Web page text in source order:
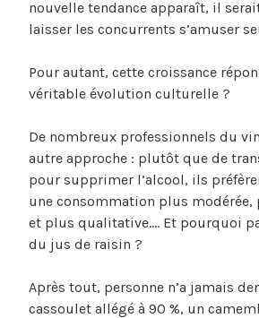
nouvelle tendance apparaît, il
laisser les concurrents s’amuser
Pour autant, cette croissance
véritable évolution culturelle ?
De nombreux professionnels du
autre approche : plutôt que de
pour supprimer l’alcool, ils
une consommation plus modérée,
et plus qualitative…. Et pourquoi
du jus de raisin ?
Après tout, personne n’a jamais
cassoulet allégé à 90 %, un